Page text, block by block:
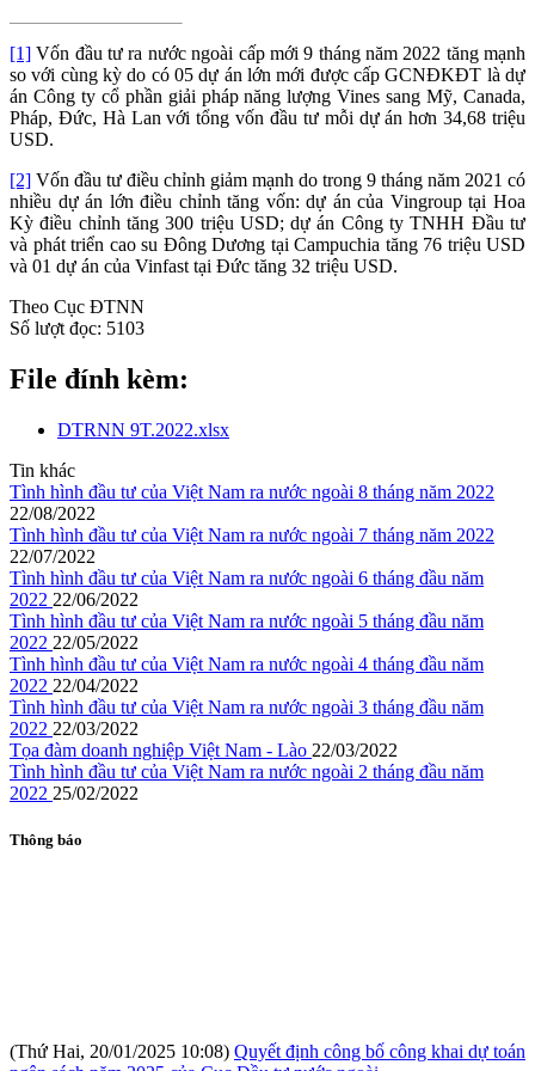
[1] Vốn đầu tư ra nước ngoài cấp mới 9 tháng năm 2022 tăng mạnh
so với cùng kỳ do có 05 dự án lớn mới được cấp GCNĐKĐT là dự
án Công ty cổ phần giải pháp năng lượng Vines sang Mỹ, Canada,
Pháp, Đức, Hà Lan với tổng vốn đầu tư mỗi dự án hơn 34,68 triệu
USD.
[2] Vốn đầu tư điều chỉnh giảm mạnh do trong 9 tháng năm 2021 có
nhiều dự án lớn điều chỉnh tăng vốn: dự án của Vingroup tại Hoa
Kỳ điều chỉnh tăng 300 triệu USD; dự án Công ty TNHH Đầu tư
và phát triển cao su Đông Dương tại Campuchia tăng 76 triệu USD
và 01 dự án của Vinfast tại Đức tăng 32 triệu USD.
Theo Cục ĐTNN
Số lượt đọc: 5103
File đính kèm:
DTRNN 9T.2022.xlsx
Tin khác
Tình hình đầu tư của Việt Nam ra nước ngoài 8 tháng năm 2022
22/08/2022
Tình hình đầu tư của Việt Nam ra nước ngoài 7 tháng năm 2022
22/07/2022
Tình hình đầu tư của Việt Nam ra nước ngoài 6 tháng đầu năm
2022 22/06/2022
Tình hình đầu tư của Việt Nam ra nước ngoài 5 tháng đầu năm
2022 22/05/2022
Tình hình đầu tư của Việt Nam ra nước ngoài 4 tháng đầu năm
2022 22/04/2022
Tình hình đầu tư của Việt Nam ra nước ngoài 3 tháng đầu năm
2022 22/03/2022
Tọa đàm doanh nghiệp Việt Nam - Lào 22/03/2022
Tình hình đầu tư của Việt Nam ra nước ngoài 2 tháng đầu năm
2022 25/02/2022
Thông báo
ngân sách năm 2025 của Cục Đầu tư nước ngoài